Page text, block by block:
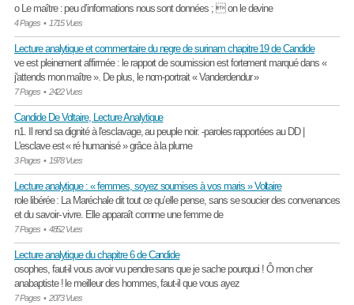
o Le maître : peu d’informations nous sont données ;  on le devine
4 Pages• 1715 Vues
Lecture analytique et commentaire du negre de surinam chapitre 19 de Candide
ve est pleinement affirmée : le rapport de soumission est fortement marqué dans «
j'attends mon maître ». De plus, le nom-portrait « Vanderdendur »
7 Pages• 2422 Vues
Candide De Voltaire, Lecture Analytique
n1. Il rend sa dignité à l'esclavage, au peuple noir. -paroles rapportées au DD |
L'esclave est « ré humanisé » grâce à la plume
3 Pages• 1978 Vues
Lecture analytique : « femmes, soyez soumises à vos maris » Voltaire
role libérée : La Maréchale dit tout ce qu’elle pense, sans se soucier des convenances
et du savoir- vivre. Elle apparaît comme une femme de
7 Pages• 4852 Vues
Lecture analytique du chapitre 6 de Candide
osophes, faut-il vous avoir vu pendre sans que je sache pourquoi ! Ô mon cher
anabaptiste ! le meilleur des hommes, faut-il que vous ayez
7 Pages• 2073 Vues